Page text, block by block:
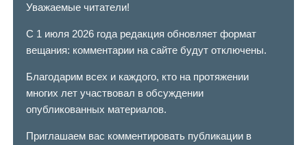
Уважаемые читатели!
С 1 июля 2026 года редакция обновляет формат
вещания: комментарии на сайте будут отключены.
Благодарим всех и каждого, кто на протяжении
многих лет участвовал в обсуждении
опубликованных материалов.
Приглашаем вас комментировать публикации в